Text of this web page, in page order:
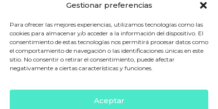
Gestionar preferencias
Para ofrecer las mejores experiencias, utilizamos tecnologías como las
cookies para almacenar y/o acceder a la información del dispositivo. El
consentimiento de estas tecnologías nos permitirá procesar datos como
el comportamiento de navegación o las identificaciones únicas en este
sitio. No consentir o retirar el consentimiento, puede afectar
negativamente a ciertas características y funciones.
Aceptar
Patrocinadores